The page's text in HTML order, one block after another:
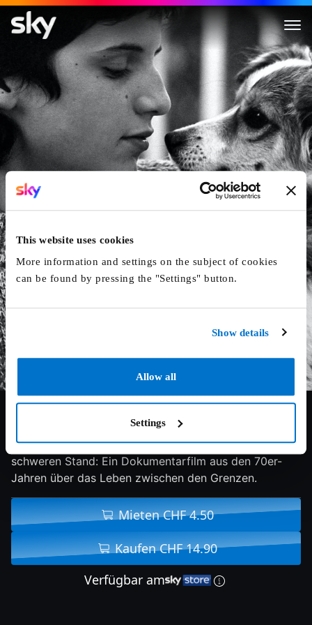
This website uses cookies
More information and settings on the subject of cookies
can be found by pressing the "Settings" button.
Show details
Allow all
Settings
Cerchiamo per subito operai,
Italienische Arbeiter in der Schweiz haben einen
schweren Stand: Ein Dokumentarfilm aus den 70er-
Jahren über das Leben zwischen den Grenzen.
Mieten CHF 4.50
Kaufen CHF 14.90
Verfügbar am